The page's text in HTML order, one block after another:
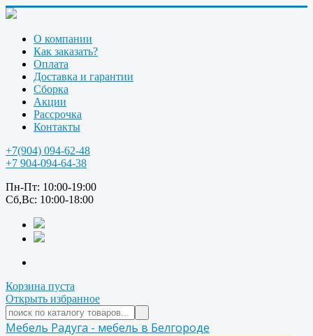
О компании
Как заказать?
Оплата
Доставка и гарантии
Сборка
Акции
Рассрочка
Контакты
+7(904) 094-62-48
+7 904-094-64-38
Пн-Пт: 10:00-19:00
Сб,Вс: 10:00-18:00
Корзина пуста
Открыть избранное
Мебель Радуга - мебель в Белгороде